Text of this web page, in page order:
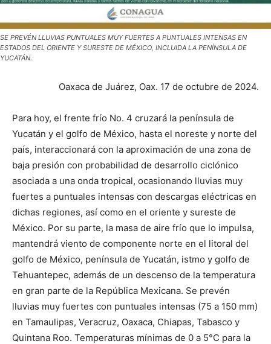
SE PREVÉN LLUVIAS PUNTUALES MUY FUERTES A PUNTUALES INTENSAS EN
ESTADOS DEL ORIENTE Y SURESTE DE MÉXICO, INCLUIDA LA PENÍNSULA DE
YUCATÁN.
Oaxaca de Juárez, Oax. 17 de octubre de 2024.
Para hoy, el frente frío No. 4 cruzará la península de
Yucatán y el golfo de México, hasta el noreste y norte del
país, interaccionará con la aproximación de una zona de
baja presión con probabilidad de desarrollo ciclónico
asociada a una onda tropical, ocasionando lluvias muy
fuertes a puntuales intensas con descargas eléctricas en
dichas regiones, así como en el oriente y sureste de
México. Por su parte, la masa de aire frío que lo impulsa,
mantendrá viento de componente norte en el litoral del
golfo de México, península de Yucatán, istmo y golfo de
Tehuantepec, además de un descenso de la temperatura
en gran parte de la República Mexicana. Se prevén
lluvias muy fuertes con puntuales intensas (75 a 150 mm)
en Tamaulipas, Veracruz, Oaxaca, Chiapas, Tabasco y
Quintana Roo. Temperaturas mínimas de 0 a 5°C para la